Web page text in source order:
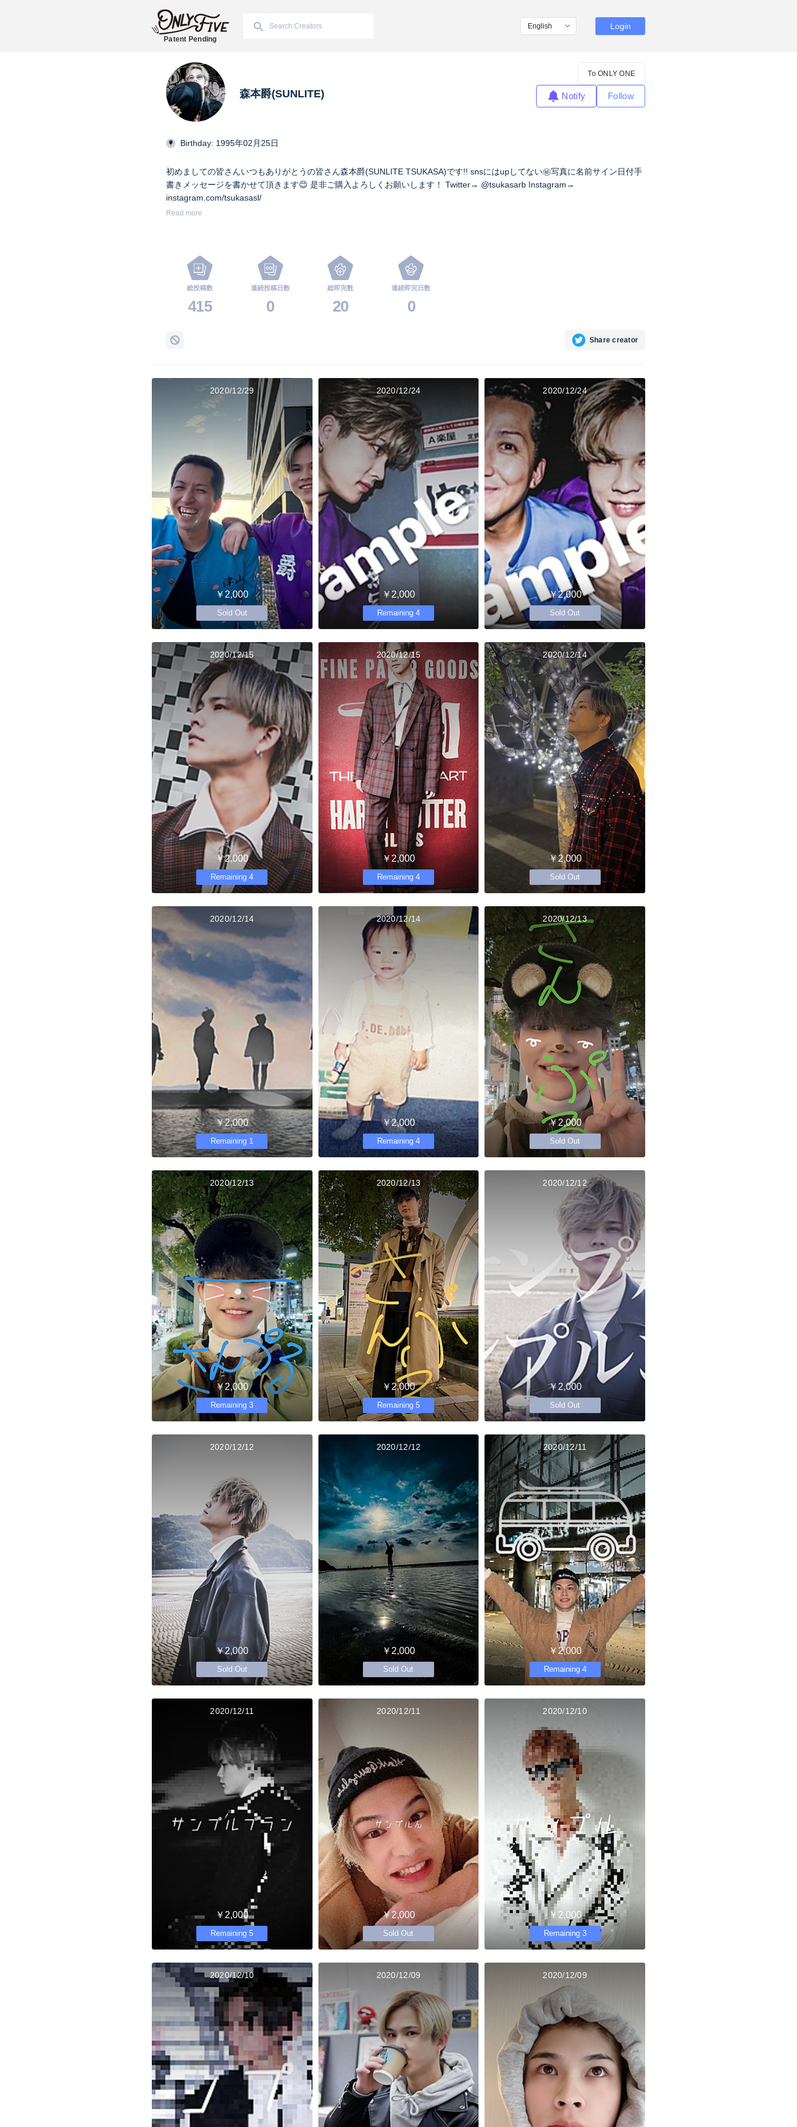
Patent Pending
Login
森本爵(SUNLITE)
To ONLY ONE
Notify Follow
Birthday: 1995年02月25日
初めましての皆さんいつもありがとうの皆さん森本爵(SUNLITE TSUKASA)です!! snsにはupしてない㊙︎写真に名前サイン日付手
書きメッセージを書かせて頂きます😊 是非ご購入よろしくお願いします！ Twitter→ @tsukasarb Instagram→
instagram.com/tsukasasl/
Read more
総投稿数
415
連続投稿日数
0
総即完数
20
連続即完日数
0
Share creator
2020/12/29
￥2,000
Sold Out
2020/12/24
￥2,000
Remaining 4
2020/12/24
￥2,000
Sold Out
2020/12/15
￥2,000
Remaining 4
2020/12/15
￥2,000
Remaining 4
2020/12/14
￥2,000
Sold Out
2020/12/14
￥2,000
Remaining 1
2020/12/14
￥2,000
Remaining 4
2020/12/13
￥2,000
Sold Out
2020/12/13
￥2,000
Remaining 3
2020/12/13
￥2,000
Remaining 5
2020/12/12
￥2,000
Sold Out
2020/12/12
￥2,000
Sold Out
2020/12/12
￥2,000
Sold Out
2020/12/11
￥2,000
Remaining 4
2020/12/11
￥2,000
Remaining 5
2020/12/11
￥2,000
Sold Out
2020/12/10
￥2,000
Remaining 3
2020/12/10 2020/12/09 2020/12/09